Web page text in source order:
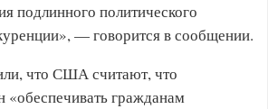
подлинного политического
— говорится в сообщении.
что США считают, что
«обеспечивать гражданам